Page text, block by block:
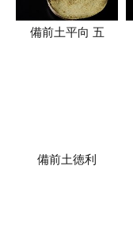
備前土平向 五
備前土徳利